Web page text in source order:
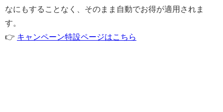
なにもすることなく、そのまま自動でお得が適用されま
す。
👉 キャンペーン特設ページはこちら